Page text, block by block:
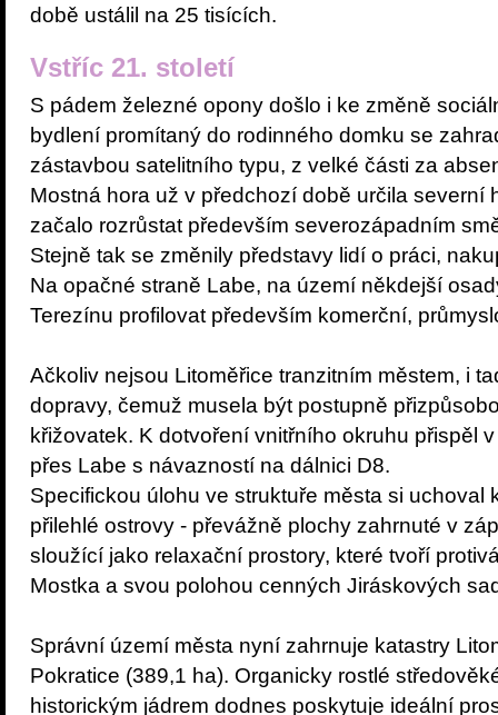
době ustálil na 25 tisících.
Vstříc 21. století
S pádem železné opony došlo i ke změně
bydlení promítaný do rodinného domku se
zástavbou satelitního typu, z velké části za
Mostná hora už v předchozí době určila severní
začalo rozrůstat především severozápadním
Stejně tak se změnily představy lidí o práci,
Na opačné straně Labe, na území někdejší
Terezínu profilovat především komerční,
Ačkoliv nejsou Litoměřice tranzitním městem, i
dopravy, čemuž musela být postupně
křižovatek. K dotvoření vnitřního okruhu přispěl
přes Labe s návazností na dálnici D8.
Specifickou úlohu ve struktuře města si uchoval
přilehlé ostrovy - převážně plochy zahrnuté v
sloužící jako relaxační prostory, které tvoří
Mostka a svou polohou cenných Jiráskových
Správní území města nyní zahrnuje katastry
Pokratice (389,1 ha). Organicky rostlé
historickým jádrem dodnes poskytuje ideální